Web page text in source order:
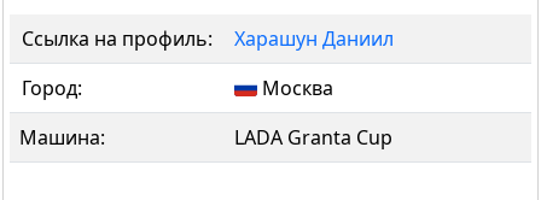
Ссылка на профиль:
Харашун Даниил
Город:
Москва
Машина:
LADA Granta Cup